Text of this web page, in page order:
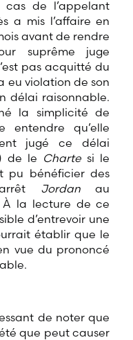
cas de l’appelant
a mis l’affaire en
avant de rendre
suprême juge
pas acquitté du
eu violation de son
délai raisonnable.
la simplicité de
qu’elle
jugé ce délai
de le Chartesi le
pu bénéficier des
Jordanau
À la lecture de ce
d’entrevoir une
établir que le
vue du prononcé
de noter que
que peut causer